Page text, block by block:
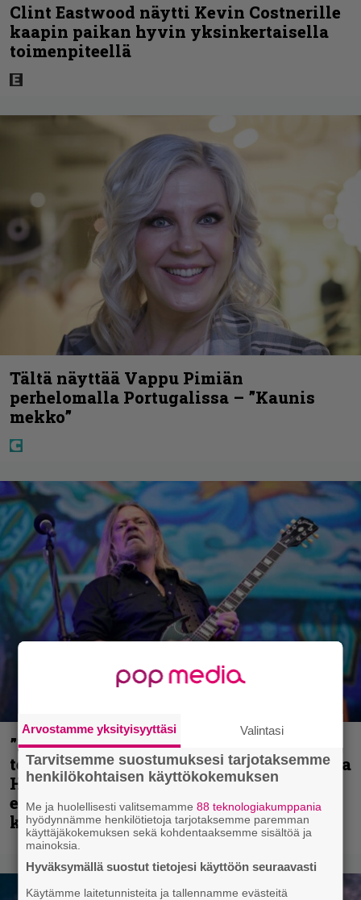
Clint Eastwood näytti Kevin Costnerille
kaapin paikan hyvin yksinkertaisella
toimenpiteellä
Tältä näyttää Vappu Pimiän
perhelomalla Portugalissa – ”Kaunis
mekko”
”Metallica on tiukempi kuin koskaan ja
te haluatte jonkun nulikan yrittävän olla
Hetfield?” – Pepper Keenan muisteli
ensimmäistä koesoittoaan hevijätin
kanssa
Arvostamme yksityisyyttäsi Valintasi
Tarvitsemme suostumuksesi tarjotaksemme
henkilökohtaisen käyttökokemuksen
Me ja huolellisesti valitsemamme88 teknologiakumppania
hyödynnämme henkilötietoja tarjotaksemme paremman
käyttäjäkokemuksen sekä kohdentaaksemme sisältöä ja
mainoksia.
Hyväksymällä suostut tietojesi käyttöön seuraavasti
Käytämme laitetunnisteita ja tallennamme evästeitä